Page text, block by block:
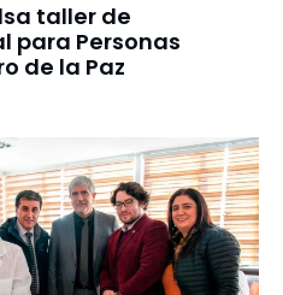
taller de
para Personas
de la Paz